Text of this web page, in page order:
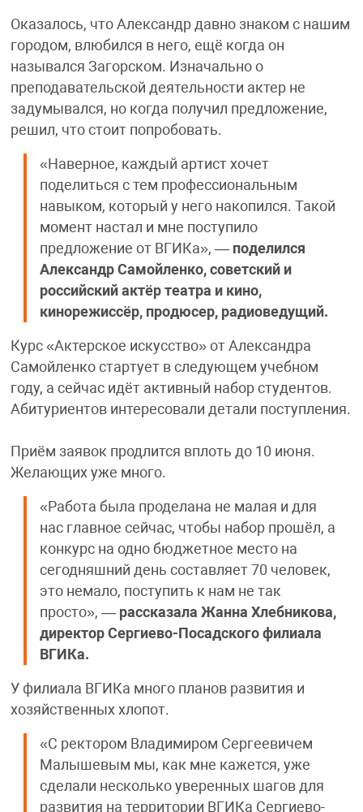
Оказалось, что Александр давно знаком с нашим
городом, влюбился в него, ещё когда он
назывался Загорском. Изначально о
преподавательской деятельности актер не
задумывался, но когда получил предложение,
решил, что стоит попробовать.
«Наверное, каждый артист хочет
поделиться с тем профессиональным
навыком, который у него накопился. Такой
момент настал и мне поступило
предложение от ВГИКа», — поделился
Александр Самойленко, советский и
российский актёр театра и кино,
кинорежиссёр, продюсер, радиоведущий.
Курс «Актерское искусство» от Александра
Самойленко стартует в следующем учебном
году, а сейчас идёт активный набор студентов.
Абитуриентов интересовали детали поступления.
Приём заявок продлится вплоть до 10 июня.
Желающих уже много.
«Работа была проделана не малая и для
нас главное сейчас, чтобы набор прошёл, а
конкурс на одно бюджетное место на
сегодняшний день составляет 70 человек,
это немало, поступить к нам не так
просто», —рассказала Жанна Хлебникова,
директор Сергиево-Посадского филиала
ВГИКа.
У филиала ВГИКа много планов развития и
хозяйственных хлопот.
«С ректором Владимиром Сергеевичем
Малышевым мы, как мне кажется, уже
сделали несколько уверенных шагов для
развития на территории ВГИКа Сергиево-